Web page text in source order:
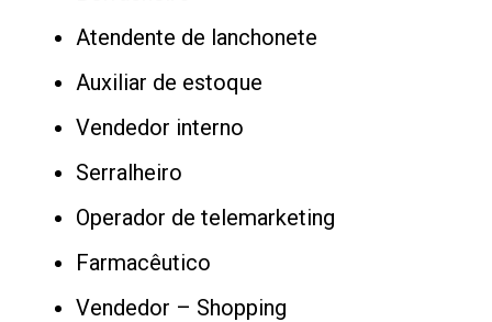
Atendente de lanchonete
Auxiliar de estoque
Vendedor interno
Serralheiro
Operador de telemarketing
Farmacêutico
Vendedor – Shopping